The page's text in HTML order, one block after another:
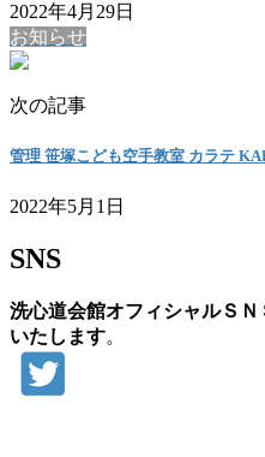
2022年4月29日
お知らせ
次の記事
管理 笹塚こども空手教室 カラテ
2022年5月1日
SNS
洗心道会館オフィシャルＳ
いたします。